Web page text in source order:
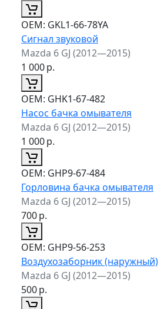
ОЕМ: GKL1-66-78YA
Сигнал звуковой
Mazda 6 GJ (2012—2015)
1 000р.
ОЕМ: GHK1-67-482
Насос бачка омывателя
Mazda 6 GJ (2012—2015)
1 000р.
ОЕМ: GHP9-67-484
Горловина бачка омывателя
Mazda 6 GJ (2012—2015)
700р.
ОЕМ: GHP9-56-253
Воздухозаборник (наружный)
Mazda 6 GJ (2012—2015)
500р.